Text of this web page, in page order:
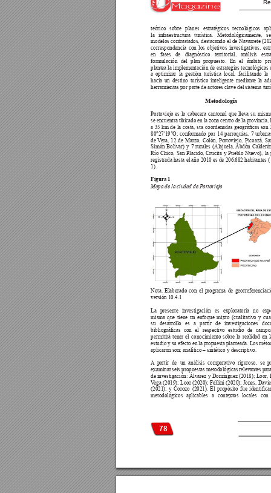
78
teórico sobre planes estratégicos tecnológicos
la
infraestructura turística. Metodológicamente,
modelos contrastados, destacando el de Navarrete
correspondencia con los objetivos investigativos,
en
fases de diagnóstico territorial, análisis
formulación del plan propuesto. En el ámbito
plantea la implementación de estrategias tecnológicas
a optimizar la gestión turística local, facilitando la
hacia un destino turístico inteligente mediante la
herramientas por parte de actores clave del sistema
Metodología
Portoviejo es la cabecera cantonal que lleva su
se encuentra ubicado en la zona centro de la provincia,
a 35 km de la costa, sus coordenadas geográcas son
80°27′19″O, conformado por 14 parroquias, 7
de Vera, 12 de Marzo, Colón, Portoviejo, Picoazá,
Simón Bolívar) y 7 rurales (Alajuela, Abdón
Río Chico, San Placido, Crucita y Pueblo Nuevo), la
registrada hasta el año 2010 es de 206.682 habitantes
1).
Figura 1
Mapa de la ciudad de Portoviejo
Nota. Elaborado con el programa de
versión 10.4.1
La presente investigación es exploratoria no
misma que tiene un enfoque mixto (cualitativo y
su desarrollo es a partir de investigaciones
bibliográcas con el respectivo estudio de
permitirá tener el conocimiento sobre la realidad en
estudio y su efecto en la propuesta planteada. Los
aplicaron son; analítico – sintético y descriptivo.
A partir de un análisis comparativo riguroso, se
examinar seis propuestas metodológicas relevantes
de investigación: Álvarez y Domínguez (2018); Loor,
Vega (2019); Loor (2020); Fellini (2020); Jones,
(2021); y Corozo (2021). El propósito fue
metodológicos aplicables a contextos locales con